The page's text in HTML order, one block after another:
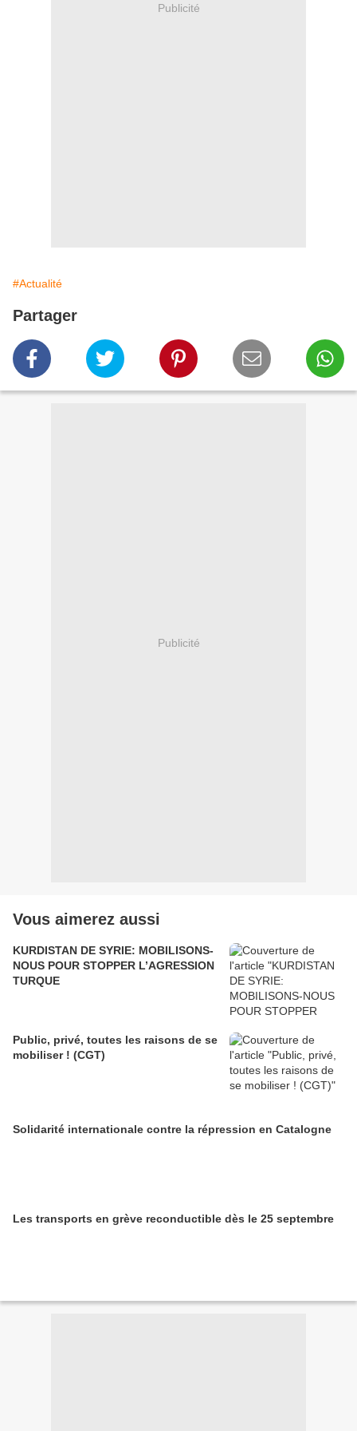
Publicité
#Actualité
Partager
Publicité
Vous aimerez aussi
KURDISTAN DE SYRIE: MOBILISONS-
NOUS POUR STOPPER L’AGRESSION
TURQUE
Public, privé, toutes les raisons de se
mobiliser ! (CGT)
Solidarité internationale contre la répression en Catalogne
Les transports en grève reconductible dès le 25 septembre